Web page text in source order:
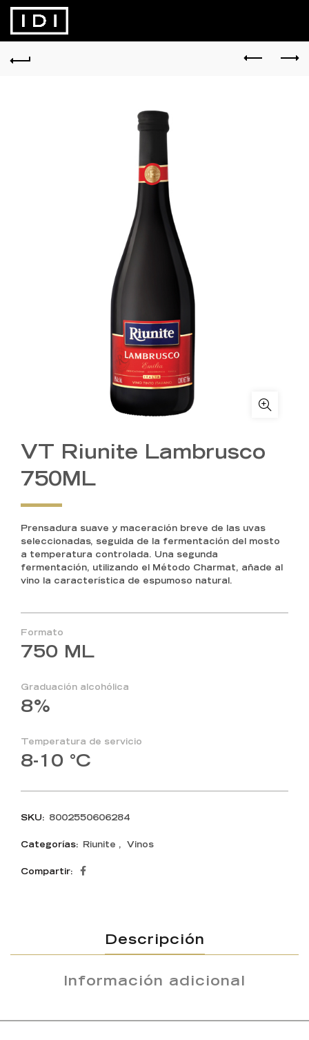
VT Riunite Lambrusco
750ML
Prensadura suave y maceración breve de las uvas
seleccionadas, seguida de la fermentación del mosto
a temperatura controlada. Una segunda
fermentación, utilizando el Método Charmat, añade al
vino la característica de espumoso natural.
Formato
750 ML
Graduación alcohólica
8%
Temperatura de servicio
8-10 °C
SKU: 8002550606284
Categorías: Riunite , Vinos
Compartir
Descripción
Información adicional